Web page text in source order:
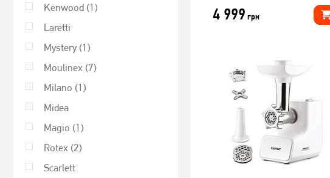
Kenwood (1)
Laretti
Mystery (1)
Moulinex (7)
Milano (1)
Midea
Magio (1)
Rotex (2)
Scarlett
4 999 грн